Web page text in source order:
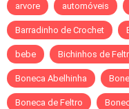
arvore automóveis
Barradinho de Crochet
bebe Bichinhos de
Boneca Abelhinha
Boneca de Feltro